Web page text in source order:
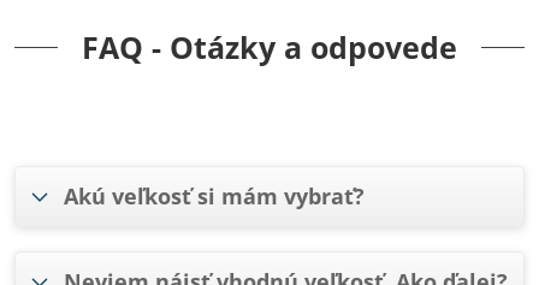
FAQ - Otázky a odpovede
Akú veľkosť si mám vybrať?